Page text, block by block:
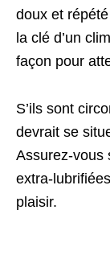
doux et
la clé d’un
façon pour
S’ils sont
devrait se
Assurez-vous
extra-
plaisir.